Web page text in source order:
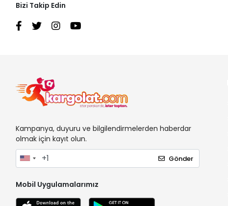
Bizi Takip Edin
Kampanya, duyuru ve bilgilendirmelerden haberdar
olmak için kayıt olun.
Gönder
Mobil Uygulamalarımız